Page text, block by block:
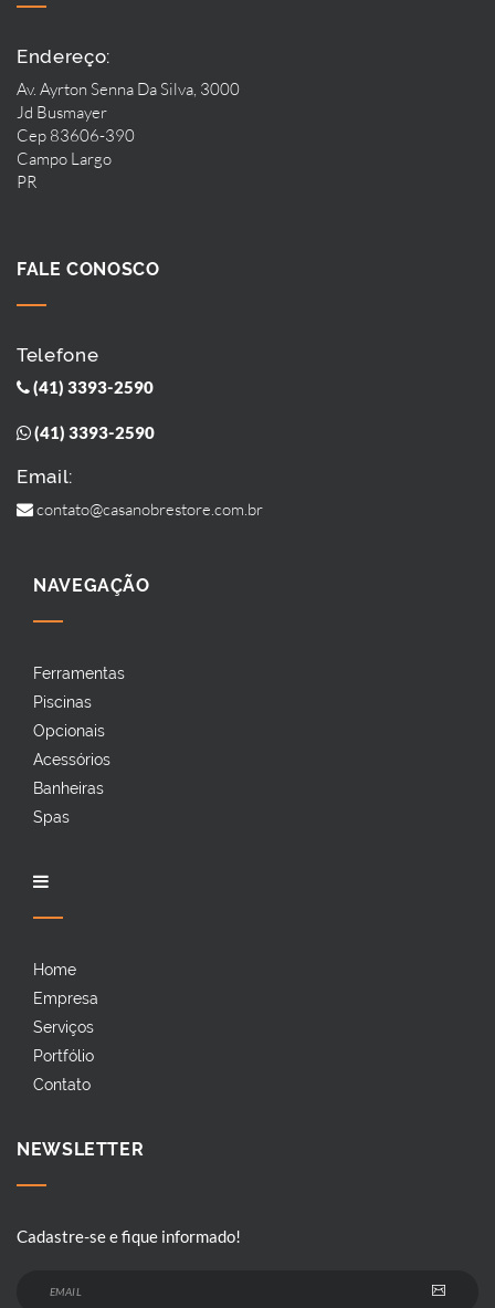
Endereço:
Av. Ayrton Senna Da Silva, 3000
Jd Busmayer
Cep 83606-390
Campo Largo
PR
FALE CONOSCO
Telefone
(41) 3393-2590
(41) 3393-2590
Email:
contato@casanobrestore.com.br
NAVEGAÇÃO
Ferramentas
Piscinas
Opcionais
Acessórios
Banheiras
Spas
Home
Empresa
Serviços
Portfólio
Contato
NEWSLETTER
Cadastre-se e fique informado!